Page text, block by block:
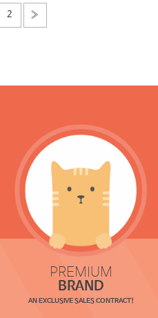
2 »
PREMIUM
BRAND
AN EXCLUSIVE SALES CONTRACT!